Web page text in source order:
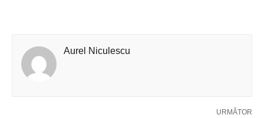
Aurel Niculescu
URMĂTOR